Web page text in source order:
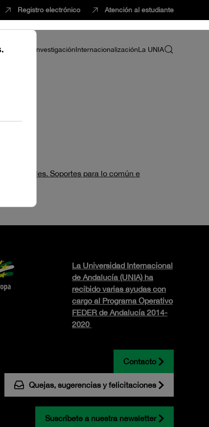
Registro electrónico Atención al estudiante
InvestigaciónInternacionalizaciónLa UNIA
Soportes para lo común e
La Universidad Internacional
de Andalucía (UNIA) ha
recibido varias ayudas con
cargo al Programa Operativo
FEDER de Andalucía 2014-
2020
Contacto
Quejas, sugerencias y felicitaciones
Suscríbete a nuestra newsletter